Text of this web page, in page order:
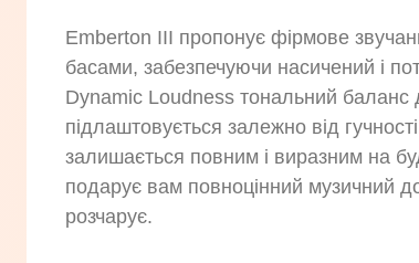
Emberton III пропонує фірмове
басами, забезпечуючи насичений і
Dynamic Loudness тональний баланс
підлаштовується залежно від
залишається повним і виразним на
подарує вам повноцінний музичний
розчарує.